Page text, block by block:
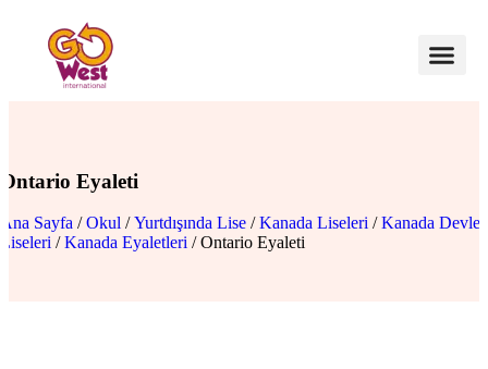
Ontario Eyaleti
Ana Sayfa /Okul /Yurtdışında Lise /Kanada Liseleri /Kanada Devlet
Liseleri /Kanada Eyaletleri / Ontario Eyaleti